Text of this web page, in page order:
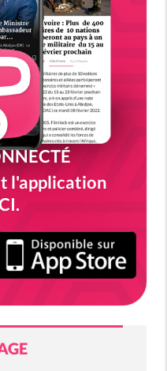
l'application